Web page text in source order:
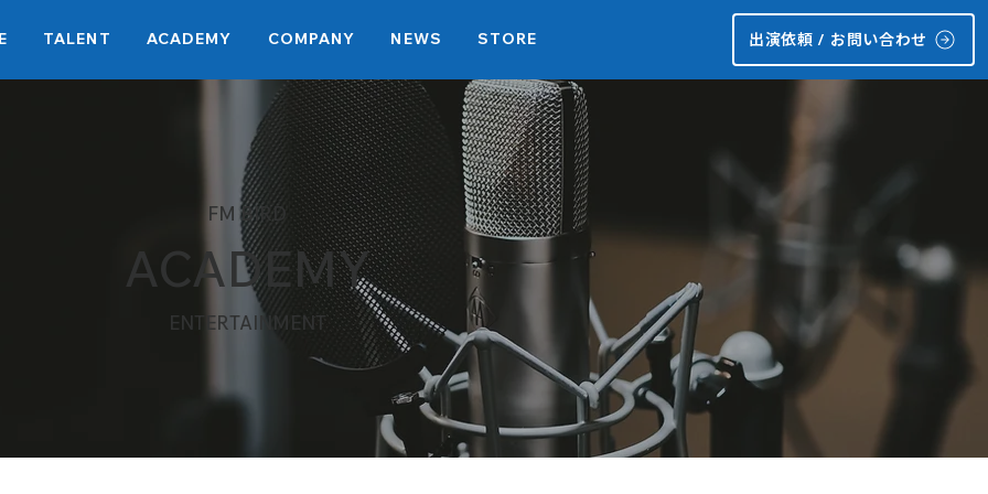
TALENT ACADEMY COMPANY NEWS STORE 出演依頼 / お問い合わせ
FM BIRD
ACADEMY
ENTERTAINMENT